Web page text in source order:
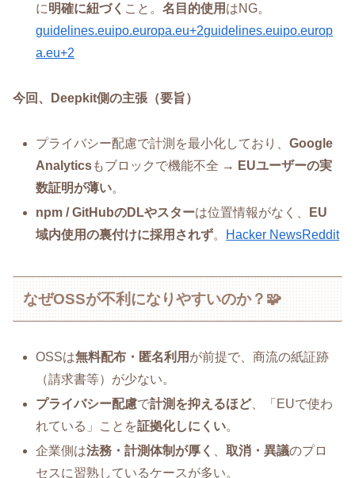
に明確に紐づく こと。名目的使用 はNG。
guidelines.euipo.europa.eu+2guidelines.euipo.europ
a.eu+2
今回、Deepkit側の主張（要旨）
プライバシー配慮で計測を最小化しており、Google
Analyticsもブロックで機能不全 → EUユーザーの実
数証明が薄い。
npm / GitHubのDLやスターは位置情報がなく、
EU
域内使用の裏付けに採用されず。 Hacker NewsReddit
なぜOSSが不利になりやすいのか？🧩
OSSは無料配布・匿名利用 が前提で、商流の紙証跡
（請求書等）が少ない。
プライバシー配慮で計測を抑えるほど、「EUで使わ
れている」ことを証拠化しにくい。
企業側は法務・計測体制が厚く 、取消・異議のプロ
セスに習熟しているケースが多い。